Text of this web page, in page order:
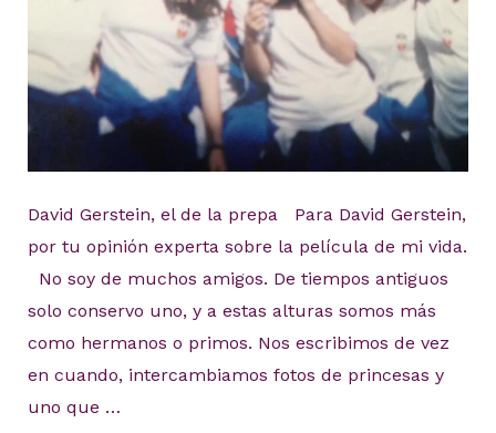
David Gerstein, el de la prepa Para David Gerstein,
por tu opinión experta sobre la película de mi vida.
No soy de muchos amigos. De tiempos antiguos
solo conservo uno, y a estas alturas somos más
como hermanos o primos. Nos escribimos de vez
en cuando, intercambiamos fotos de princesas y
uno que …